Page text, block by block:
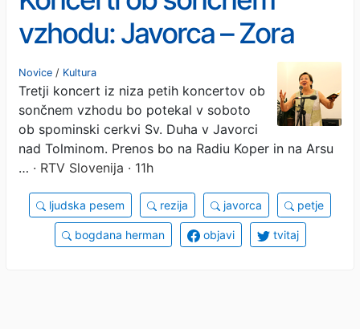
vzhodu: Javorca – Zora
miru
Novice / Kultura
Tretji koncert iz niza petih koncertov ob
sončnem vzhodu bo potekal v soboto
ob spominski cerkvi Sv. Duha v Javorci
nad Tolminom. Prenos bo na Radiu Koper in na Arsu
… · RTV Slovenija · 11h
ljudska pesem rezija javorca petje
bogdana herman objavi tvitaj